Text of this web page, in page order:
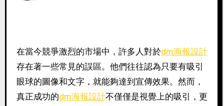
在當今競爭激烈的市場中，許多人對於dm海報設計
存在著一些常見的誤區。他們往往認為只要有吸引
眼球的圖像和文字，就能夠達到宣傳效果。然而，
真正成功的dm海報設計不僅僅是視覺上的吸引，更